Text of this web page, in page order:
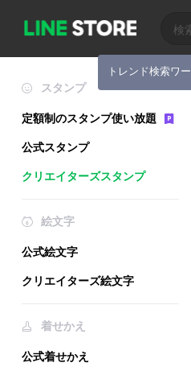
トレンド検索ワ
スタンプ
定額制のスタンプ使い放題
公式スタンプ
クリエイターズスタンプ
絵文字
公式絵文字
クリエイターズ絵文字
着せかえ
公式着せかえ